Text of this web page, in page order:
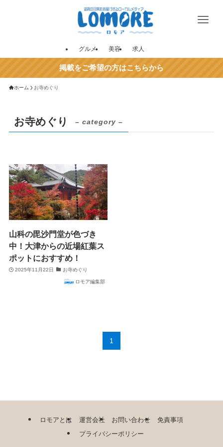
グルメ 美容 求人
掲載をご希望の方はこちらから
ホーム お寺めぐり
お寺めぐり – category –
山科の毘沙門堂が色づき
中！大津からの近場紅葉ス
ポットにおすすめ！
2025年11月22日 お寺めぐり
ロモア編集部
1
ロモアとは 運営会社 お問い合わせ
免責事項
プライバシーポリシー